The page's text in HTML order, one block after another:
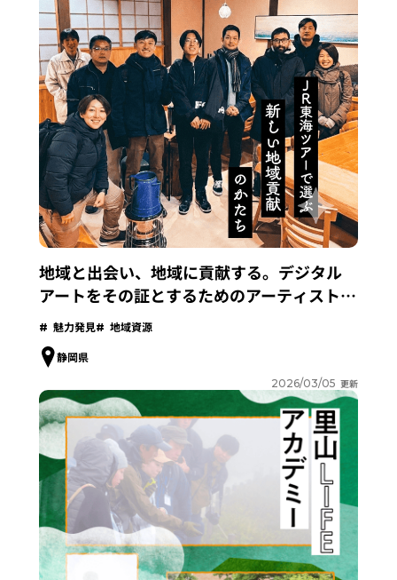
地域と出会い、地域に貢献する。デジタル
アートをその証とするためのアーティスト
によるフィールドワークレポート
魅力発見 地域資源
静岡県
2026/03/05 更新